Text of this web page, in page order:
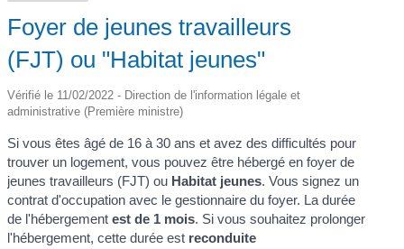
Foyer de jeunes travailleurs
(FJT) ou "Habitat jeunes"
Vérifié le 11/02/2022 - Direction de l'information légale et
administrative (Première ministre)
Si vous êtes âgé de 16 à 30 ans et avez des difficultés pour
trouver un logement, vous pouvez être hébergé en foyer de
jeunes travailleurs (FJT) ou Habitat jeunes. Vous signez un
contrat d'occupation avec le gestionnaire du foyer. La durée
de l'hébergementest de 1 mois. Si vous souhaitez prolonger
l'hébergement, cette durée est reconduite